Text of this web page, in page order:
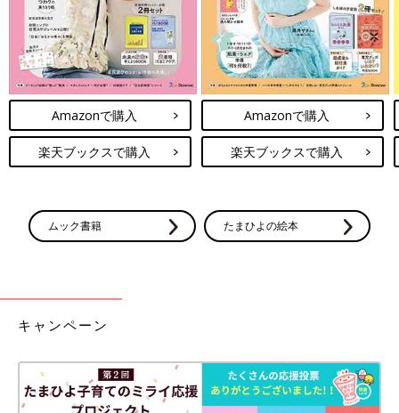
Amazonで購入
楽天ブックスで購入
Amazonで購入
楽天ブックスで購入
ムック書籍 たまひよの絵本
キャンペーン